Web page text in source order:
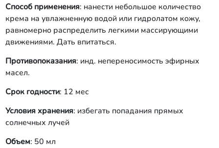
Способ применения: нанести небольшое количество
крема на увлажненную водой или гидролатом кожу,
равномерно распределить легкими массирующими
движениями. Дать впитаться.
Противопоказания: инд. непереносимость эфирных
масел.
Срок годности: 12 мес
Условия хранения: избегать попадания прямых
солнечных лучей
Объем: 50 мл